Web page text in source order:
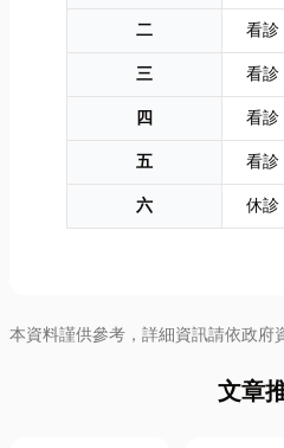
二
看診
三
看診
四
看診
五
看診
六
休診
本資料謹供參考，詳細資訊請依政府
文章